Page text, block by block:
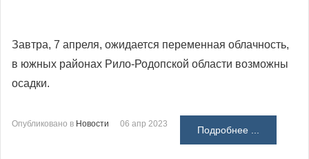
Завтра, 7 апреля, ожидается переменная облачность,
в южных районах Рило-Родопской области возможны
осадки.
Опубликовано в Новости 06 апр 2023
Подробнее ...